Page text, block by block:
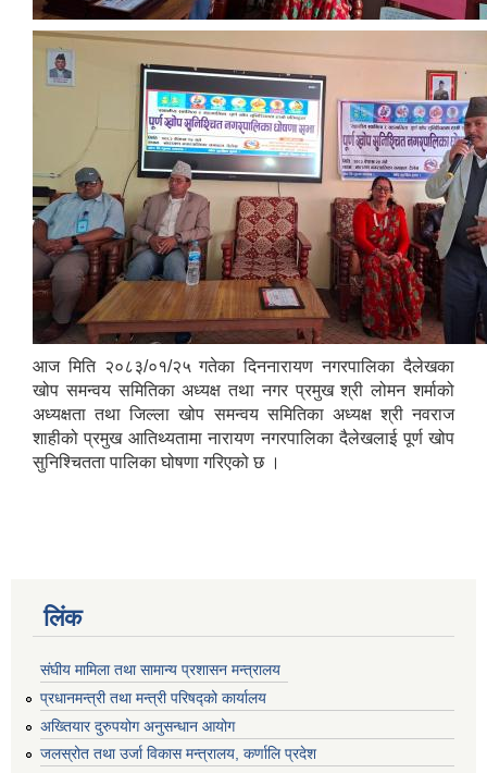
आज मिति २०८३/०१/२५ गतेका दिननारायण नगरपालिका दैलेखका
खोप समन्वय समितिका अध्यक्ष तथा नगर प्रमुख श्री लोमन शर्माको
अध्यक्षता तथा जिल्ला खोप समन्वय समितिका अध्यक्ष श्री नवराज
शाहीको प्रमुख आतिथ्यतामा नारायण नगरपालिका दैलेखलाई पूर्ण खोप
सुनिश्चितता पालिका घोषणा गरिएको छ ।
लिंक
संघीय मामिला तथा सामान्य प्रशासन मन्त्रालय
प्रधानमन्त्री तथा मन्त्री परिषद्को कार्यालय
अख्तियार दुरुपयोग अनुसन्धान आयोग
जलस्रोत तथा उर्जा विकास मन्त्रालय, कर्णालि प्रदेश